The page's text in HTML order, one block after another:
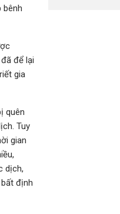
bênh
để lại
gia
quên
Tuy
gian
dịch,
định